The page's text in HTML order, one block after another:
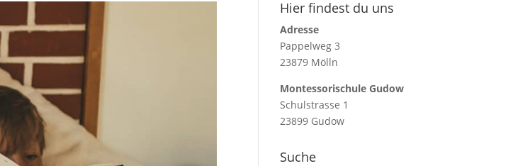
Hier findest du uns
Adresse
Pappelweg 3
23879 Mölln
Montessorischule Gudow
Schulstrasse 1
23899 Gudow
Suche